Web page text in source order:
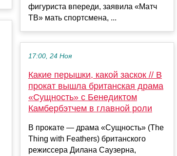
фигуриста впереди, заявила «Матч
ТВ» мать спортсмена, ...
17:00, 24 Ноя
Какие перышки, какой заскок // В
прокат вышла британская драма
«Сущность» с Бенедиктом
Камбербэтчем в главной роли
В прокате — драма «Сущность» (The
Thing with Feathers) британского
режиссера Дилана Саузерна,